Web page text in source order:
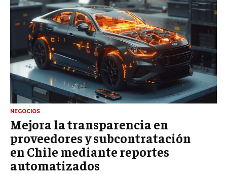
NEGOCIOS
Mejora la transparencia en
proveedores y subcontratación
en Chile mediante reportes
automatizados